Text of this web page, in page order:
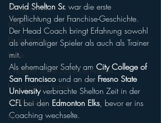
Vikings abroad
IFAF.tv
Flagfootball
Finale
Olypische Spiele 2028 Los Angeles
New England Patriots
AFL-Division 1
NFL
David Shelton Sr. war die erste
Verpflichtung der Franchise-Geschichte.
Der Head Coach bringt Erfahrung sowohl
als ehemaliger Spieler als auch als Trainer
mit.
Als ehemaliger Safety am City College of
San Francisco und an der Fresno State
University verbrachte Shelton Zeit in der
CFL bei den Edmonton Elks, bevor er ins
Coaching wechselte.